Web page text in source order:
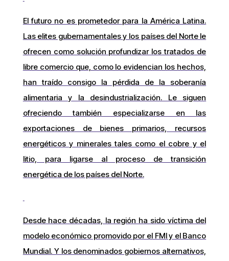
El futuro no es prometedor para la América Latina.
Las elites gubernamentales y los países del Norte le
ofrecen como solución profundizar los tratados de
libre comercio que, como lo evidencian los hechos,
han traído consigo la pérdida de la soberanía
alimentaria y la desindustrialización. Le siguen
ofreciendo también especializarse en las
exportaciones de bienes primarios, recursos
energéticos y minerales tales como el cobre y el
litio, para ligarse al proceso de transición
energética de los países del Norte.
Desde hace décadas, la región ha sido víctima del
modelo económico promovido por el FMI y el Banco
Mundial. Y los denominados gobiernos alternativos,